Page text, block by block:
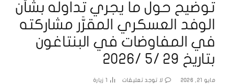
توضيح حول ما يجري تداوله بشأن
الوفد العسكري المقرَّر مشاركته
في المفاوضات في البنتاغون
بتاريخ 29 /5 /2026
مايو 21, 2026 لا توجد تعليقات 1 زيارة